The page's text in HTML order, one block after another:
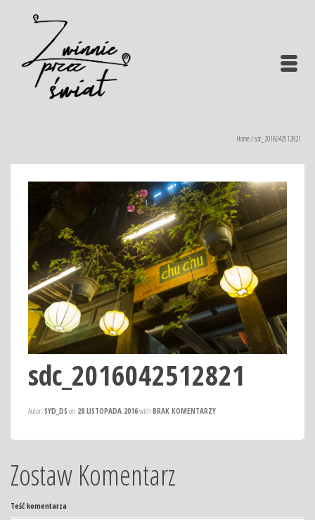
Home/sdc_2016042512821
sdc_2016042512821
Autor: SYD_DS on 28 LISTOPADA 2016with BRAK KOMENTARZY
Zostaw Komentarz
Teść komentarza